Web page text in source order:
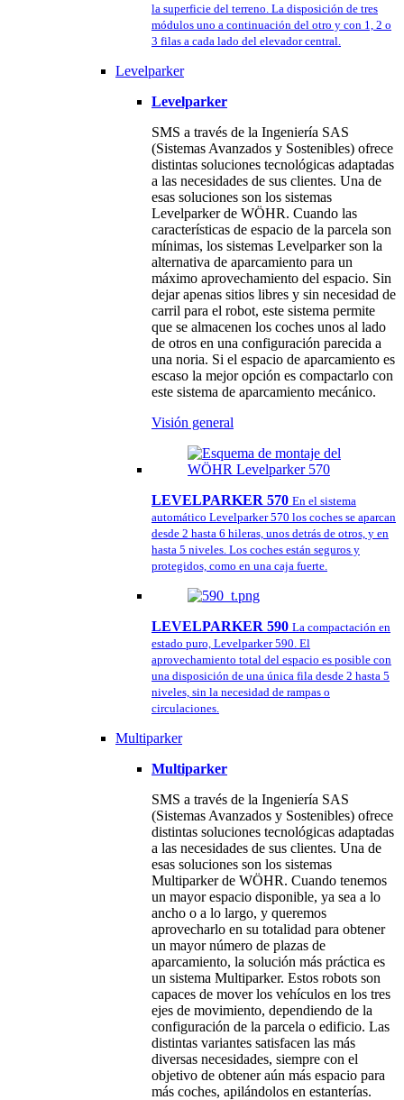
la superficie del terreno. La disposición de tres
módulos uno a continuación del otro y con 1, 2 o
3 filas a cada lado del elevador central.
Levelparker
Levelparker
SMS a través de la Ingeniería SAS
(Sistemas Avanzados y Sostenibles) ofrece
distintas soluciones tecnológicas adaptadas
a las necesidades de sus clientes. Una de
esas soluciones son los sistemas
Levelparker de WÖHR. Cuando las
características de espacio de la parcela son
mínimas, los sistemas Levelparker son la
alternativa de aparcamiento para un
máximo aprovechamiento del espacio. Sin
dejar apenas sitios libres y sin necesidad de
carril para el robot, este sistema permite
que se almacenen los coches unos al lado
de otros en una configuración parecida a
una noria. Si el espacio de aparcamiento es
escaso la mejor opción es compactarlo con
este sistema de aparcamiento mecánico.
Visión general
LEVELPARKER 570 En el sistema
automático Levelparker 570 los coches se aparcan
desde 2 hasta 6 hileras, unos detrás de otros, y en
hasta 5 niveles. Los coches están seguros y
protegidos, como en una caja fuerte.
LEVELPARKER 590 La compactación en
estado puro, Levelparker 590. El
aprovechamiento total del espacio es posible con
una disposición de una única fila desde 2 hasta 5
niveles, sin la necesidad de rampas o
circulaciones.
Multiparker
Multiparker
SMS a través de la Ingeniería SAS
(Sistemas Avanzados y Sostenibles) ofrece
distintas soluciones tecnológicas adaptadas
a las necesidades de sus clientes. Una de
esas soluciones son los sistemas
Multiparker de WÖHR. Cuando tenemos
un mayor espacio disponible, ya sea a lo
ancho o a lo largo, y queremos
aprovecharlo en su totalidad para obtener
un mayor número de plazas de
aparcamiento, la solución más práctica es
un sistema Multiparker. Estos robots son
capaces de mover los vehículos en los tres
ejes de movimiento, dependiendo de la
configuración de la parcela o edificio. Las
distintas variantes satisfacen las más
diversas necesidades, siempre con el
objetivo de obtener aún más espacio para
más coches, apilándolos en estanterías.